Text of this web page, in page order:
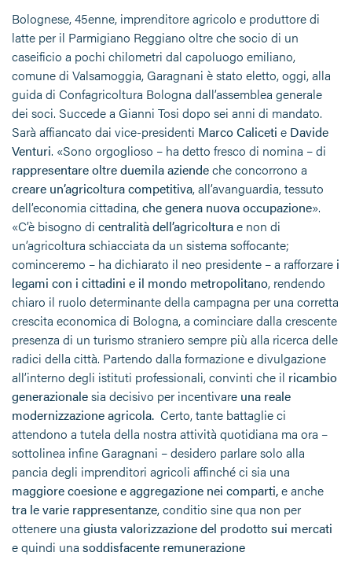
Bolognese, 45enne, imprenditore agricolo e produttore di
latte per il Parmigiano Reggiano oltre che socio di un
caseificio a pochi chilometri dal capoluogo emiliano,
comune di Valsamoggia, Garagnani è stato eletto, oggi, alla
guida di Confagricoltura Bologna dall’assemblea generale
dei soci. Succede a Gianni Tosi dopo sei anni di mandato.
Sarà affiancato dai vice-presidenti Marco Caliceti e Davide
Venturi. «Sono orgoglioso – ha detto fresco di nomina – di
rappresentare oltre duemila aziendeche concorrono a
creare un’agricoltura competitiva, all’avanguardia, tessuto
dell’economia cittadina,che genera nuova occupazione».
«C’è bisogno di centralità dell’agricolturae non di
un’agricoltura schiacciata da un sistema soffocante;
cominceremo – ha dichiarato il neo presidente – a rafforzare i
legami con i cittadini e il mondo metropolitano, rendendo
chiaro il ruolo determinante della campagna per una corretta
crescita economica di Bologna, a cominciare dalla crescente
presenza di un turismo straniero sempre più alla ricerca delle
radici della città. Partendo dalla formazione e divulgazione
all’interno degli istituti professionali, convinti che il ricambio
generazionalesia decisivo per incentivare una reale
modernizzazione agricola. Certo, tante battaglie ci
attendono a tutela della nostra attività quotidiana ma ora –
sottolinea infine Garagnani – desidero parlare solo alla
pancia degli imprenditori agricoli affinché ci sia una
maggiore coesione e aggregazione nei comparti,e anche
tra le varie rappresentanze, conditio sine qua non per
ottenere una giusta valorizzazione del prodotto sui mercati
e quindi una soddisfacente remunerazione